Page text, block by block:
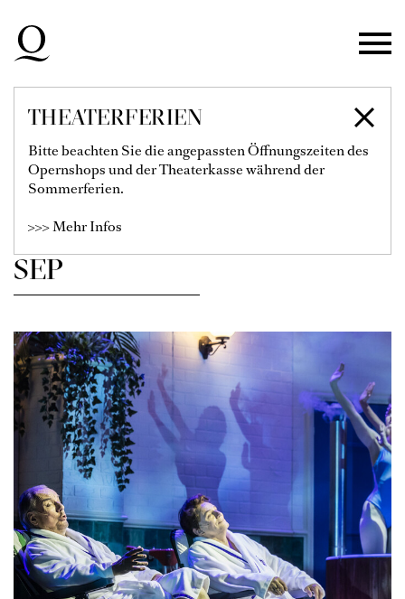
Zur Hauptnavigation springen
Zum Hauptinhalt springen
Zum Footer springen
THEATERFERIEN
Bitte beachten Sie die angepassten Öffnungszeiten des
Opernshops und der Theaterkasse während der
Sommerferien.
>>> Mehr Infos
SPIELPLAN
SEP